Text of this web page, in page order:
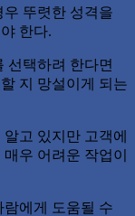
뚜렷한 성격을
한다.
선택하려 한다면
지 망설이게 되는
고 있지만 고객에
우 어려운 작업이
에게 도움될 수